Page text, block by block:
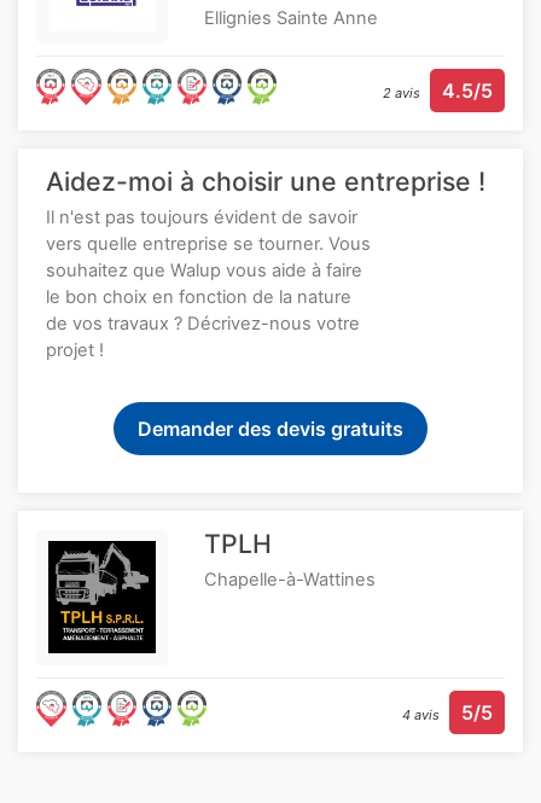
Ellignies Sainte Anne
2 avis 4.5/5
Aidez-moi à choisir une entreprise !
Il n'est pas toujours évident de savoir
vers quelle entreprise se tourner. Vous
souhaitez que Walup vous aide à faire
le bon choix en fonction de la nature
de vos travaux ? Décrivez-nous votre
projet !
Demander des devis gratuits
TPLH
Chapelle-à-Wattines
4 avis 5/5